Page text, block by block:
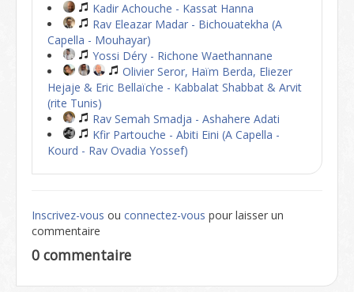
Kadir Achouche - Kassat Hanna
Rav Eleazar Madar - Bichouatekha (A
Capella - Mouhayar)
Yossi Déry - Richone Waethannane
Olivier Seror, Haïm Berda, Eliezer
Hejaje & Eric Bellaïche - Kabbalat Shabbat & Arvit
(rite Tunis)
Rav Semah Smadja - Ashahere Adati
Kfir Partouche - Abiti Eini (A Capella -
Kourd - Rav Ovadia Yossef)
Inscrivez-vous ou connectez-vous pour laisser un
commentaire
0 commentaire